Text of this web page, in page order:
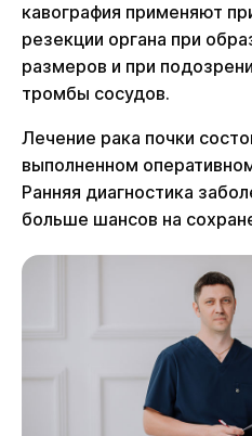
кавография применяют
резекции органа при
размеров и при
тромбы сосудов.
Лечение рака почки
выполненном
Ранняя диагностика
больше шансов на